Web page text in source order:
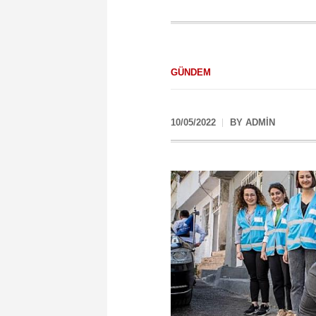
GÜNDEM
10/05/2022 BY ADMIN